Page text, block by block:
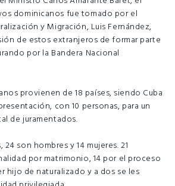
dominicanos fue tomado por el
y Migración, Luis Fernández,
de estos extranjeros de formar parte
por la Bandera Nacional
provienen de 18 países, siendo Cuba
con 10 personas, para un
de juramentados.
son hombres y 14 mujeres. 21
por matrimonio, 14 por el proceso
hijo de naturalizado y a dos se les